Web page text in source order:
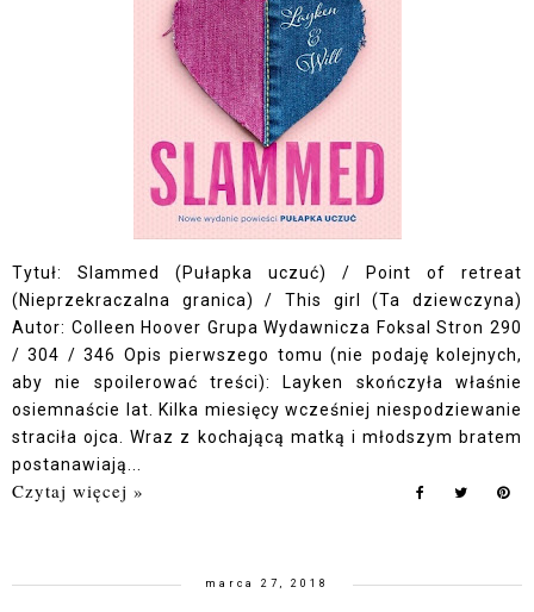
Tytuł: Slammed (Pułapka uczuć) / Point of retreat
(Nieprzekraczalna granica) / This girl (Ta dziewczyna)
Autor: Colleen Hoover Grupa Wydawnicza Foksal Stron 290
/ 304 / 346 Opis pierwszego tomu (nie podaję kolejnych,
aby nie spoilerować treści): Layken skończyła właśnie
osiemnaście lat. Kilka miesięcy wcześniej niespodziewanie
straciła ojca. Wraz z kochającą matką i młodszym bratem
postanawiają...
Czytaj więcej »
marca 27, 2018